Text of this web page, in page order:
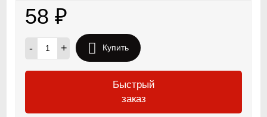
58 ₽
- + Купить
Быстрый
заказ